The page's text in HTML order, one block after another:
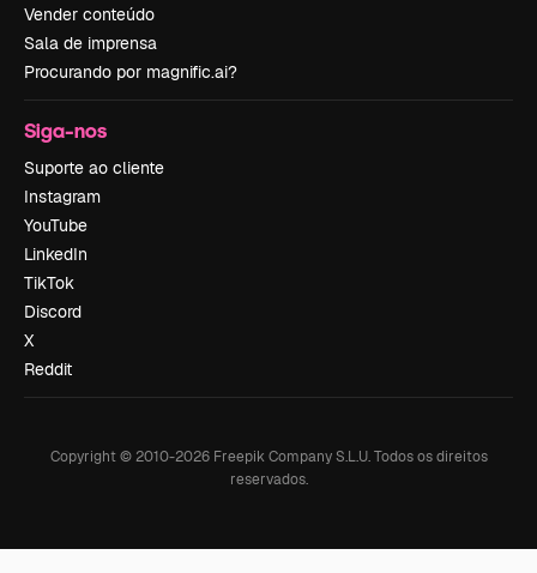
Vender conteúdo
Sala de imprensa
Procurando por magnific.ai?
Siga-nos
Suporte ao cliente
Instagram
YouTube
LinkedIn
TikTok
Discord
X
Reddit
Copyright © 2010-2026Freepik Company S.L.U. Todos os direitos
reservados.